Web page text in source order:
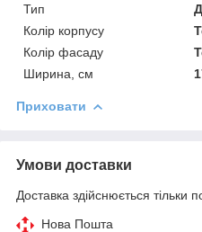
Тип
Колір корпусу
Колір фасаду
Ширина, см
Приховати
Умови доставки
Доставка здійснюється тільки
Нова Пошта